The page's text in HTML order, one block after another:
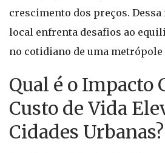
crescimento dos preços.
local enfrenta desafios ao
no cotidiano de uma
Qual é o Impacto
Custo de Vida
Cidades Urbanas?